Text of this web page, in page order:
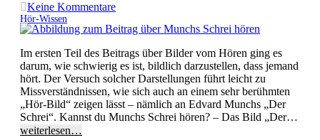
Keine Kommentare
Hör-Wissen
Im ersten Teil des Beitrags über Bilder vom Hören ging es
darum, wie schwierig es ist, bildlich darzustellen, dass jemand
hört. Der Versuch solcher Darstellungen führt leicht zu
Missverständnissen, wie sich auch an einem sehr berühmten
„Hör-Bild“ zeigen lässt – nämlich an Edvard Munchs „Der
Schrei“. Kannst du Munchs Schrei hören? – Das Bild „Der…
weiterlesen…